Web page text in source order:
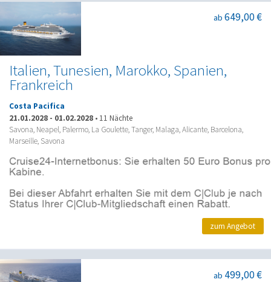
Italien, Tunesien, Marokko, Spanien,
Frankreich
ab 649,00 €
Costa Pacifica
21.01.2028 - 01.02.2028 • 11 Nächte
Savona, Neapel, Palermo, La Goulette, Tanger, Malaga, Alicante, Barcelona,
Marseille, Savona
zum Angebot
ab 499,00 €